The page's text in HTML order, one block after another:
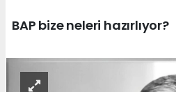
BAP bize neleri hazırlıyor?